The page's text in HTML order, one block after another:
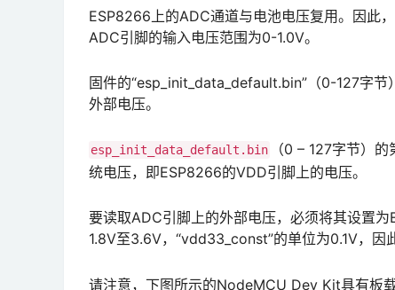
ESP8266上的ADC通道与电池电压复用。因此
ADC引脚的输入电压范围为0-1.0V。
固件的“esp_init_data_default.bin”（0-127字
外部电压。
esp_init_data_default.bin
（0 – 127字节）
统电压，即ESP8266的VDD引脚上的电压。
要读取ADC引脚上的外部电压，必须将其设置
1.8V至3.6V，“vdd33_const”的单位为0.1V，因
请注意，下图所示的NodeMCU Dev Kit具有板